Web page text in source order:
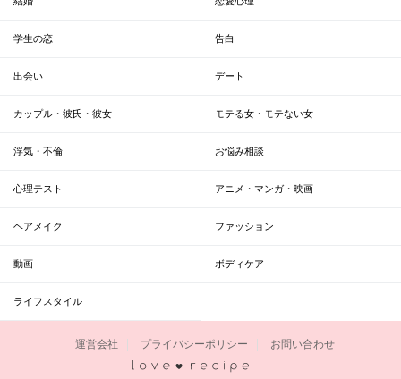
学生の恋 告白
出会い デート
カップル・彼氏・彼女 モテる女・モテない女
浮気・不倫 お悩み相談
心理テスト アニメ・マンガ・映画
ヘアメイク ファッション
動画 ボディケア
ライフスタイル
運営会社 プライバシーポリシー お問い合わせ